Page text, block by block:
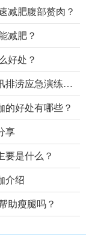
减肥腹部赘肉？
减肥？
好处？
应急演练活动
的好处有哪些？
享
要是什么？
介绍
助瘦腿吗？